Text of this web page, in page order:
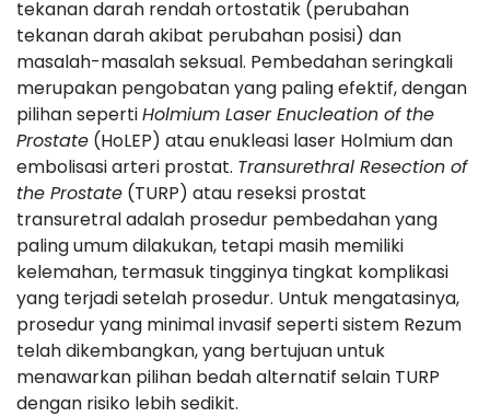
tekanan darah rendah ortostatik (perubahan
tekanan darah akibat perubahan posisi) dan
masalah-masalah seksual. Pembedahan seringkali
merupakan pengobatan yang paling efektif, dengan
pilihan sepertiHolmium Laser Enucleation of the
Prostate (HoLEP) atau enukleasi laser Holmium dan
embolisasi arteri prostat. Transurethral Resection of
the Prostate (TURP) atau reseksi prostat
transuretral adalah prosedur pembedahan yang
paling umum dilakukan, tetapi masih memiliki
kelemahan, termasuk tingginya tingkat komplikasi
yang terjadi setelah prosedur. Untuk mengatasinya,
prosedur yang minimal invasif seperti sistem Rezum
telah dikembangkan, yang bertujuan untuk
menawarkan pilihan bedah alternatif selain TURP
dengan risiko lebih sedikit.